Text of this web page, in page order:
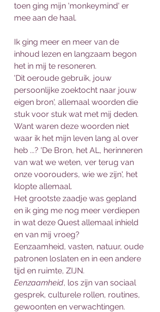
toen ging mijn 'monkeymind' er
mee aan de haal.
Ik ging meer en meer van de
inhoud lezen en langzaam begon
het in mij te resoneren.
'Dit oeroude gebruik, jouw
persoonlijke zoektocht naar jouw
eigen bron', allemaal woorden die
stuk voor stuk wat met mij deden.
Want waren deze woorden niet
waar ik het mijn leven lang al over
heb ...? 'De Bron, het AL, herinneren
van wat we weten, ver terug van
onze voorouders, wie we zijn', het
klopte allemaal.
Het grootste zaadje was gepland
en ik ging me nog meer verdiepen
in wat deze Quest allemaal inhield
en van mij vroeg?
Eenzaamheid, vasten, natuur, oude
patronen loslaten en in een andere
tijd en ruimte, ZIJN.
Eenzaamheid, los zijn van sociaal
gesprek, culturele rollen, routines,
gewoonten en verwachtingen.